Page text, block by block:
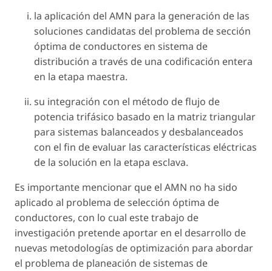
la aplicación del AMN para la generación de las
soluciones candidatas del problema de sección
óptima de conductores en sistema de
distribución a través de una codificación entera
en la etapa maestra.
su integración con el método de flujo de
potencia trifásico basado en la matriz triangular
para sistemas balanceados y desbalanceados
con el fin de evaluar las características eléctricas
de la solución en la etapa esclava.
Es importante mencionar que el AMN no ha sido
aplicado al problema de selección óptima de
conductores, con lo cual este trabajo de
investigación pretende aportar en el desarrollo de
nuevas metodologías de optimización para abordar
el problema de planeación de sistemas de